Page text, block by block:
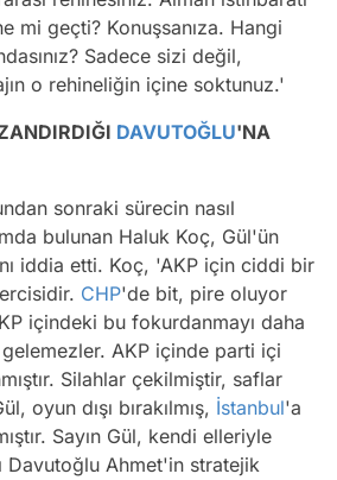
mi geçti? Konuşsanıza. Hangi
Sadece sizi değil,
o rehineliğin içine soktunuz.'
DAVUTOĞLU'NA
sonraki sürecin nasıl
bulunan Haluk Koç, Gül'ün
iddia etti. Koç, 'AKP için ciddi bir
CHP'de bit, pire oluyor
içindeki bu fokurdanmayı daha
AKP içinde parti içi
Silahlar çekilmiştir, saflar
oyun dışı bırakılmış, İstanbul'a
Sayın Gül, kendi elleriyle
Davutoğlu Ahmet'in stratejik